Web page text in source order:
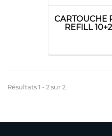
CARTOUCHE
REFILL
Résultats 1 - 2 sur 2.